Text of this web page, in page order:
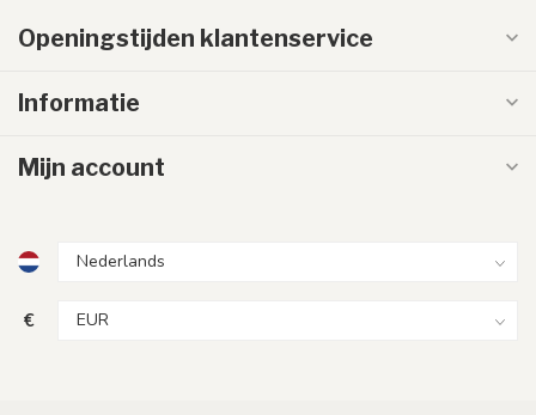
Openingstijden klantenservice
Informatie
Mijn account
€